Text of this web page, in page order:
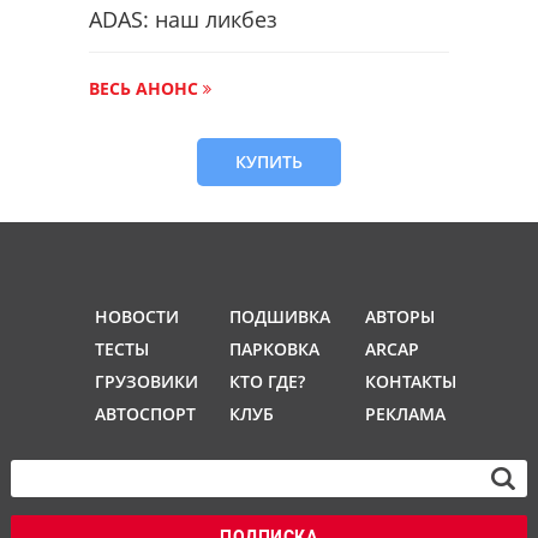
ADAS: наш ликбез
ВЕСЬ АНОНС
КУПИТЬ
НОВОСТИ
ТЕСТЫ
ГРУЗОВИКИ
АВТОСПОРТ
ПОДШИВКА
ПАРКОВКА
КТО ГДЕ?
КЛУБ
АВТОРЫ
ARCAP
КОНТАКТЫ
РЕКЛАМА